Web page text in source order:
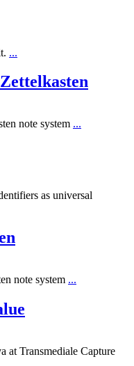
...
note system ...
as universal
note system ...
at Transmediale Capture